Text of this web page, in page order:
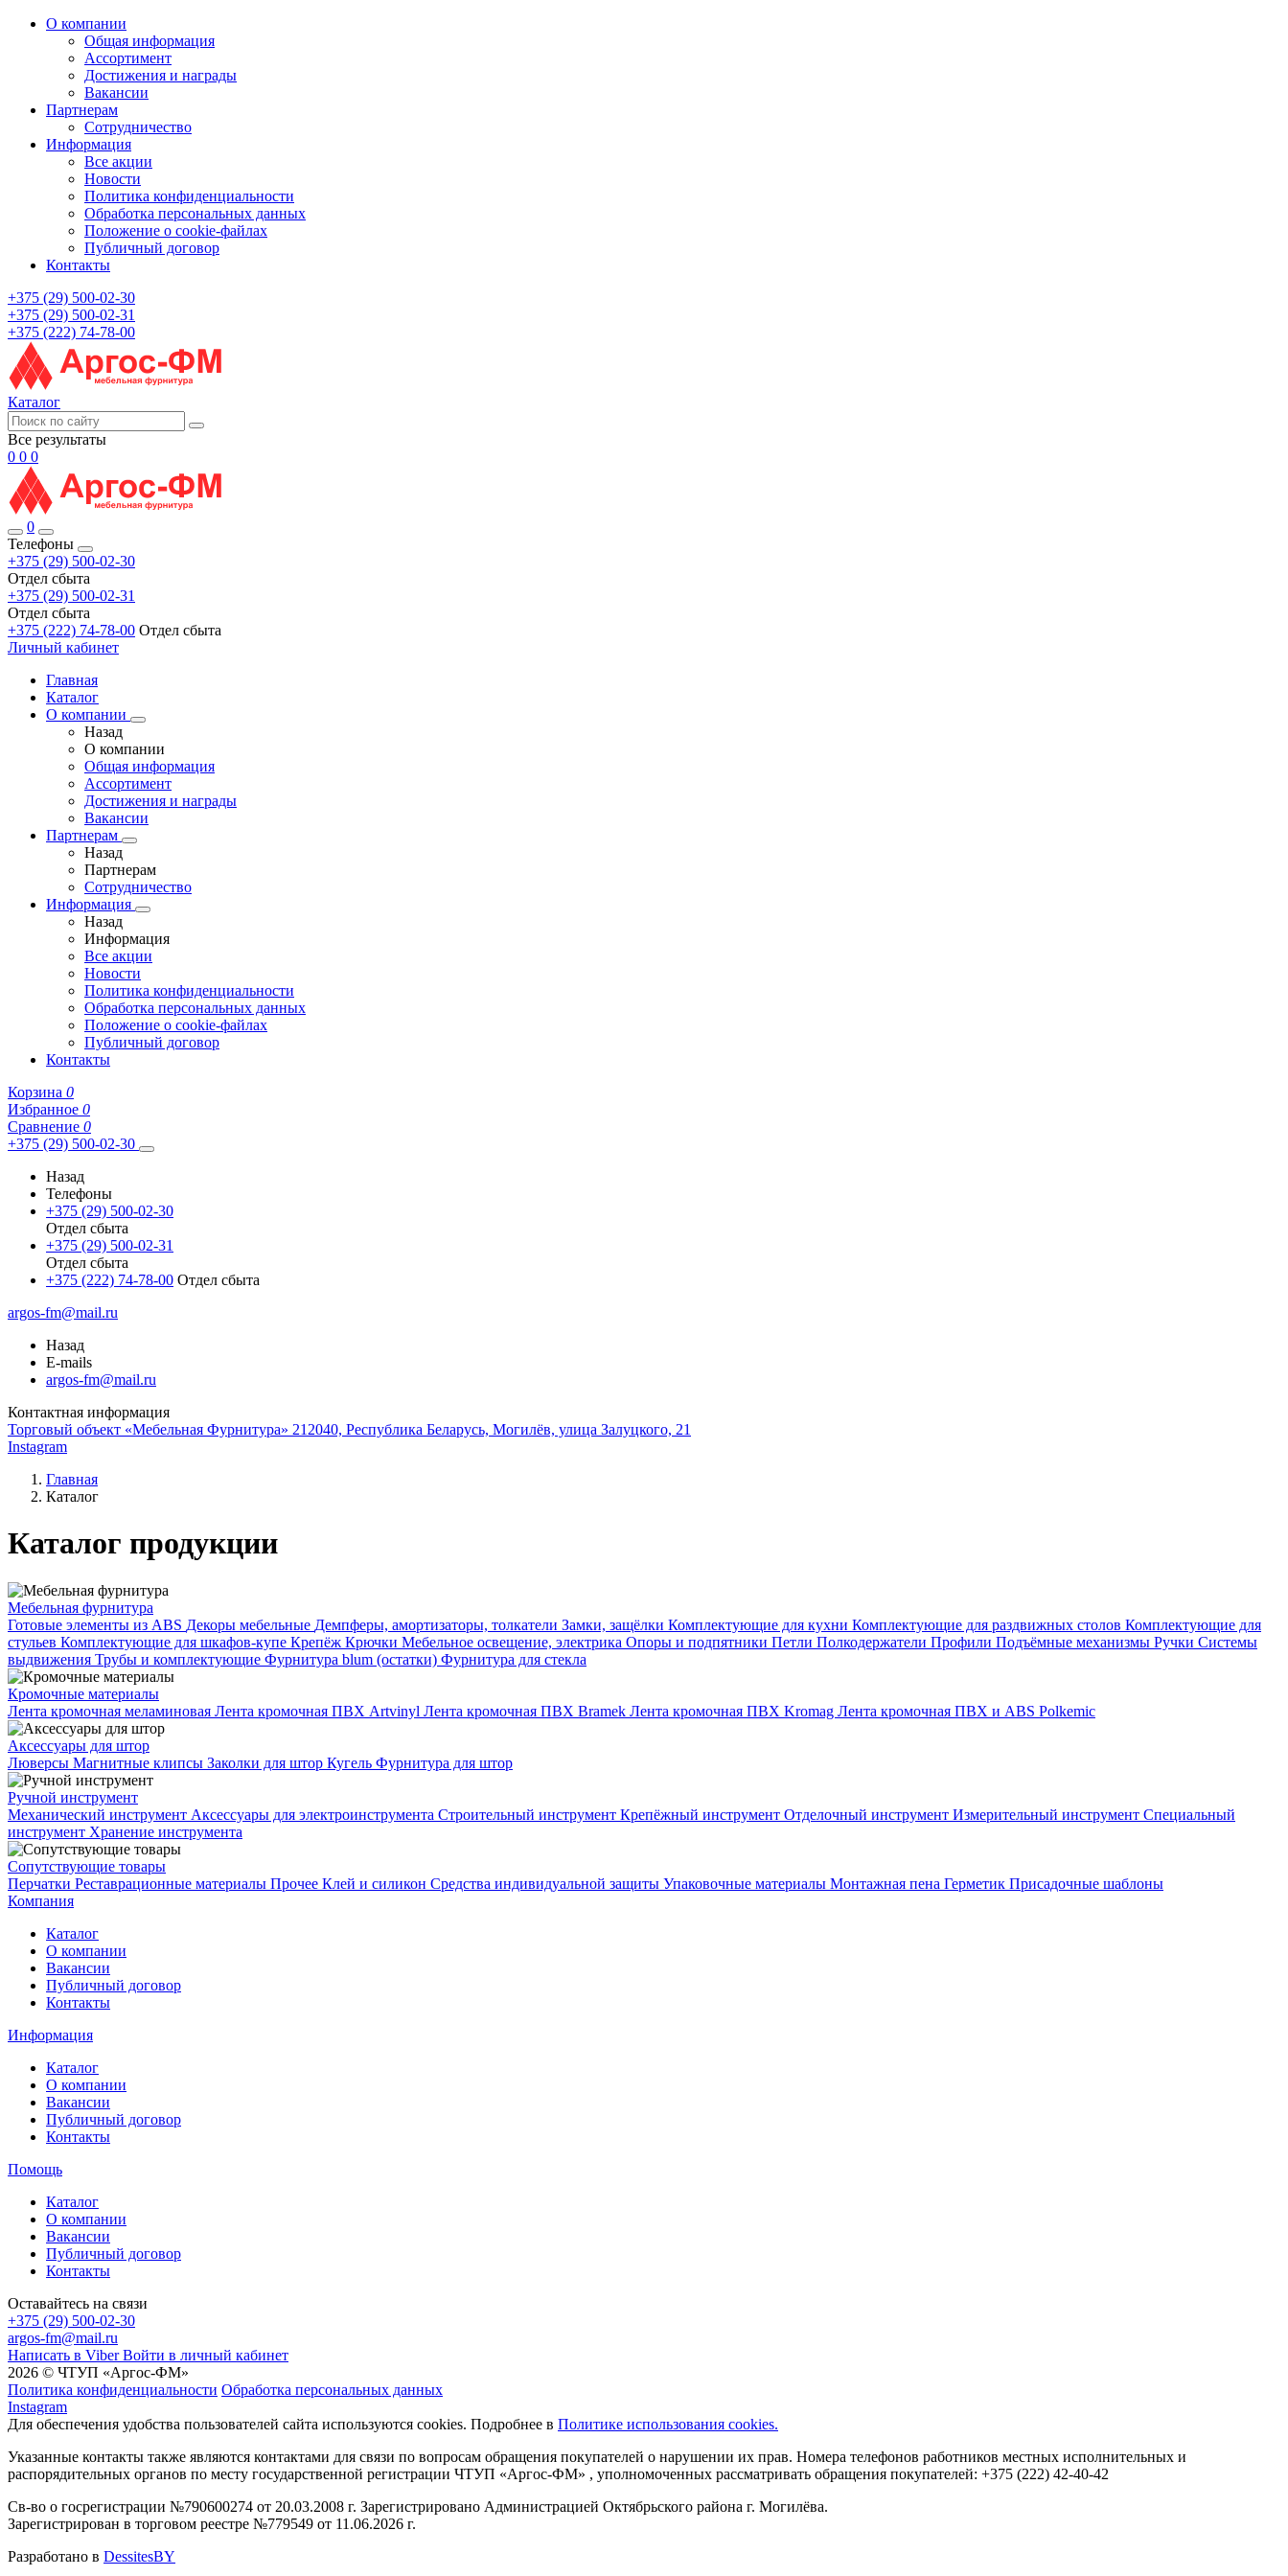
О компании
Общая информация
Ассортимент
Достижения и награды
Вакансии
Партнерам
Сотрудничество
Информация
Все акции
Новости
Политика конфиденциальности
Обработка персональных данных
Положение о cookie-файлах
Публичный договор
Контакты
+375 (29) 500-02-30
+375 (29) 500-02-31
+375 (222) 74-78-00
Каталог
Все результаты
0 0 0
0
Телефоны
+375 (29) 500-02-30
Отдел сбыта
+375 (29) 500-02-31
Отдел сбыта
+375 (222) 74-78-00 Отдел сбыта
Личный кабинет
Главная
Каталог
О компании
Назад
О компании
Общая информация
Ассортимент
Достижения и награды
Вакансии
Партнерам
Назад
Партнерам
Сотрудничество
Информация
Назад
Информация
Все акции
Новости
Политика конфиденциальности
Обработка персональных данных
Положение о cookie-файлах
Публичный договор
Контакты
Корзина 0
Избранное 0
Сравнение 0
+375 (29) 500-02-30
Назад
Телефоны
+375 (29) 500-02-30
Отдел сбыта
+375 (29) 500-02-31
Отдел сбыта
+375 (222) 74-78-00 Отдел сбыта
argos-fm@mail.ru
Назад
E-mails
argos-fm@mail.ru
Контактная информация
Торговый объект «Мебельная Фурнитура» 212040, Республика Беларусь, Могилёв, улица Залуцкого, 21
Instagram
Главная
Каталог
Каталог продукции
Мебельная фурнитура
Готовые элементы из ABS Декоры мебельные Демпферы, амортизаторы, толкатели Замки, защёлки Комплектующие для кухни Комплектующие для раздвижных столов Комплектующие для
стульев Комплектующие для шкафов-купе Крепёж Крючки Мебельное освещение, электрика Опоры и подпятники Петли Полкодержатели Профили Подъёмные механизмы Ручки Системы
выдвижения Трубы и комплектующие Фурнитура blum (остатки) Фурнитура для стекла
Кромочные материалы
Лента кромочная меламиновая Лента кромочная ПВХ Artvinyl Лента кромочная ПВХ Bramek Лента кромочная ПВХ Kromag Лента кромочная ПВХ и ABS Polkemic
Аксессуары для штор
Люверсы Магнитные клипсы Заколки для штор Кугель Фурнитура для штор
Ручной инструмент
Механический инструмент Аксессуары для электроинструмента Строительный инструмент Крепёжный инструмент Отделочный инструмент Измерительный инструмент Специальный
инструмент Хранение инструмента
Сопутствующие товары
Перчатки Реставрационные материалы Прочее Клей и силикон Средства индивидуальной защиты Упаковочные материалы Монтажная пена Герметик Присадочные шаблоны
Компания
Каталог
О компании
Вакансии
Публичный договор
Контакты
Информация
Каталог
О компании
Вакансии
Публичный договор
Контакты
Помощь
Каталог
О компании
Вакансии
Публичный договор
Контакты
Оставайтесь на связи
+375 (29) 500-02-30
argos-fm@mail.ru
Написать в Viber Войти в личный кабинет
2026 © ЧТУП «Аргос-ФМ»
Политика конфиденциальности Обработка персональных данных
Instagram
Для обеспечения удобства пользователей сайта используются cookies. Подробнее в Политике использования cookies.
Указанные контакты также являются контактами для связи по вопросам обращения покупателей о нарушении их прав. Номера телефонов работников местных исполнительных и
распорядительных органов по месту государственной регистрации ЧТУП «Аргос-ФМ» , уполномоченных рассматривать обращения покупателей: +375 (222) 42-40-42
Св-во о госрегистрации №790600274 от 20.03.2008 г. Зарегистрировано Администрацией Октябрьского района г. Могилёва.
Зарегистрирован в торговом реестре №779549 от 11.06.2026 г.
Разработано в DessitesBY